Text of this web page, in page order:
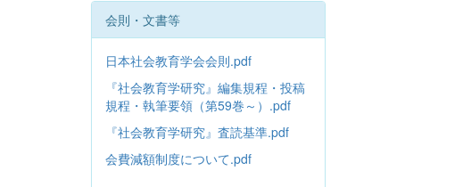
会則・文書等
日本社会教育学会会則.pdf
『社会教育学研究』編集規程・投稿
規程・執筆要領（第59巻～）.pdf
『社会教育学研究』査読基準.pdf
会費減額制度について.pdf